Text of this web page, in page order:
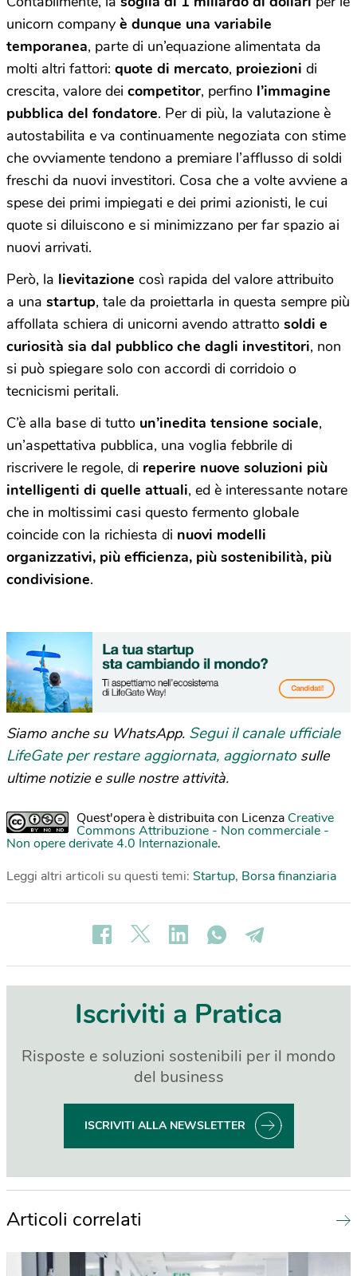
unicorn company è dunque una variabile
temporanea, parte di un’equazione alimentata da
molti altri fattori: quote di mercato, proiezioni di
crescita, valore dei competitor, perfino l’immagine
pubblica del fondatore. Per di più, la valutazione è
autostabilita e va continuamente negoziata con stime
che ovviamente tendono a premiare l’afflusso di soldi
freschi da nuovi investitori. Cosa che a volte avviene a
spese dei primi impiegati e dei primi azionisti, le cui
quote si diluiscono e si minimizzano per far spazio ai
nuovi arrivati.
Però, la lievitazione così rapida del valore attribuito
a una startup, tale da proiettarla in questa sempre più
affollata schiera di unicorni avendo attratto soldi e
curiosità sia dal pubblico che dagli investitori, non
si può spiegare solo con accordi di corridoio o
tecnicismi peritali.
C’è alla base di tutto un’inedita tensione sociale,
un’aspettativa pubblica, una voglia febbrile di
riscrivere le regole, di reperire nuove soluzioni più
intelligenti di quelle attuali, ed è interessante notare
che in moltissimi casi questo fermento globale
coincide con la richiesta di nuovi modelli
organizzativi, più efficienza, più sostenibilità, più
condivisione.
Siamo anche su WhatsApp. Segui il canale ufficiale
LifeGate per restare aggiornata, aggiornato sulle
ultime notizie e sulle nostre attività.
Quest'opera è distribuita con Licenza Creative
Commons Attribuzione - Non commerciale -
Non opere derivate 4.0 Internazionale.
Leggi altri articoli su questi temi: Startup, Borsa finanziaria
Iscriviti a Pratica
Risposte e soluzioni sostenibili per il mondo
del business
ISCRIVITI ALLA NEWSLETTER
Articoli correlati